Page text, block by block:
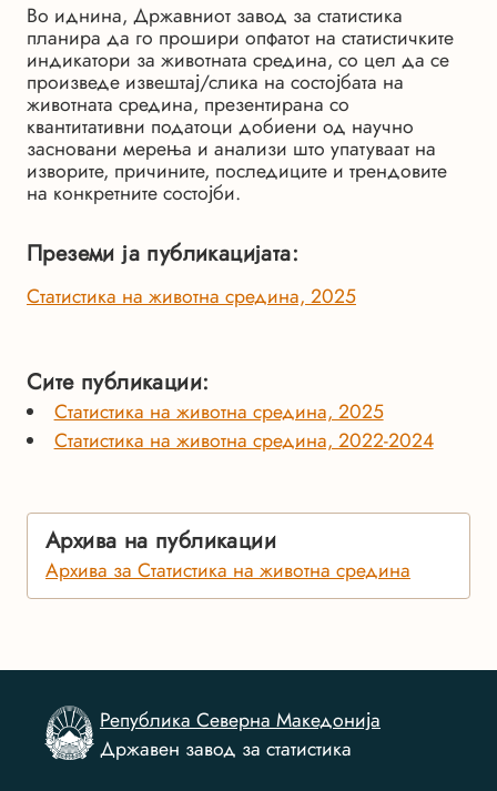
Во иднина, Државниот завод за статистика
планира да го прошири опфатот на статистичките
индикатори за животната средина, со цел да се
произведе извештај/слика на состојбата на
животната средина, презентирана со
квантитативни податоци добиени од научно
засновани мерења и анализи што упатуваат на
изворите, причините, последиците и трендовите
на конкретните состојби.
Преземи ја публикацијата:
Статистика на животна средина, 2025
Сите публикации:
Статистика на животна средина, 2025
Статистика на животна средина, 2022-2024
Архива на публикации
Архива за Статистика на животна средина
Република Северна Македонија
Државен завод за статистика